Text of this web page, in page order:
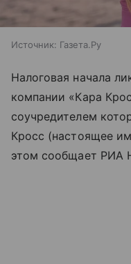
Источник: Газета.Ру
Налоговая начала
компании «Кара
соучредителем
Кросс (настоящее
этом сообщает РИА